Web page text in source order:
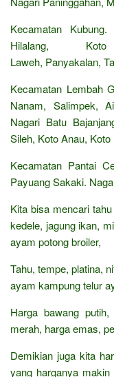
Kecamatan
Hilalang,
Laweh, Panyakalan,
Kecamatan Lembah
Nanam, Salimpek,
Nagari Batu
Sileh, Koto Anau,
Kecamatan Pantai
Payuang Sakaki.
Kita bisa mencari
kedele, jagung ikan,
ayam potong broiler,
Tahu, tempe, platina,
ayam kampung telur
Harga bawang
merah, harga emas,
Demikian juga kita
yang harganya